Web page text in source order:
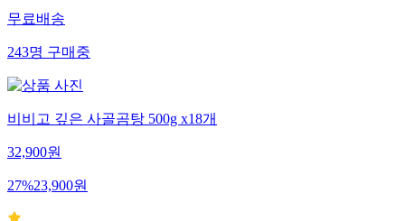
무료배송
243명구매중
비비고 깊은 사골곰탕 500g x18개
32,900원
27%23,900원